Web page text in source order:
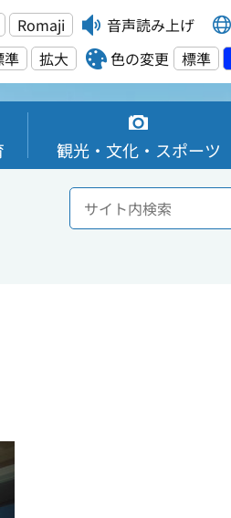
Romaji 音声読み上げ
準 拡大 色の変更 標準
観光・文化・スポーツ